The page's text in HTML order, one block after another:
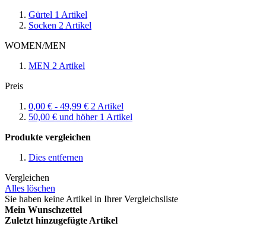
Gürtel 1 Artikel
Socken 2 Artikel
WOMEN/MEN
MEN 2 Artikel
Preis
0,00 € - 49,99 € 2 Artikel
50,00 € und höher 1 Artikel
Produkte vergleichen
Dies entfernen
Vergleichen
Alles löschen
Sie haben keine Artikel in Ihrer Vergleichsliste
Mein Wunschzettel
Zuletzt hinzugefügte Artikel